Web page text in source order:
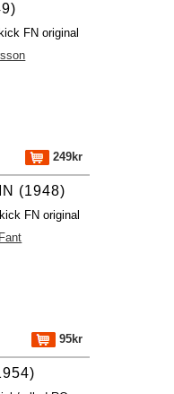
FN original
249kr
(1948)
FN original
95kr